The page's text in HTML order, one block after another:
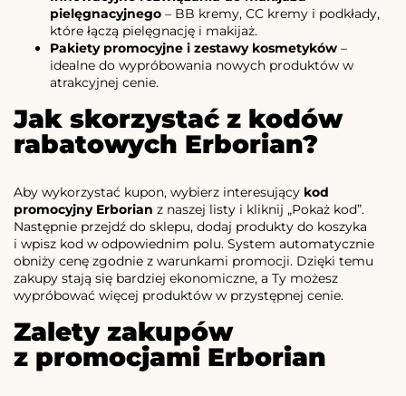
pielęgnacyjnego – BB kremy, CC kremy i podkłady,
które łączą pielęgnację i makijaż.
Pakiety promocyjne i zestawy kosmetyków –
idealne do wypróbowania nowych produktów w
atrakcyjnej cenie.
Jak skorzystać z kodów
rabatowych Erborian?
Aby wykorzystać kupon, wybierz interesujący kod
promocyjny Erborian z naszej listy i kliknij „Pokaż kod”.
Następnie przejdź do sklepu, dodaj produkty do koszyka
i wpisz kod w odpowiednim polu. System automatycznie
obniży cenę zgodnie z warunkami promocji. Dzięki temu
zakupy stają się bardziej ekonomiczne, a Ty możesz
wypróbować więcej produktów w przystępnej cenie.
Zalety zakupów
z promocjami Erborian